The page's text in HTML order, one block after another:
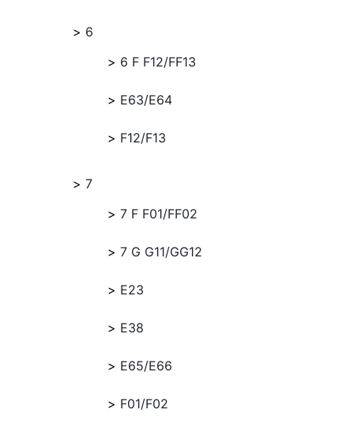
6
6 F F12/FF13
E63/E64
F12/F13
7
7 F F01/FF02
7 G G11/GG12
E23
E38
E65/E66
F01/F02